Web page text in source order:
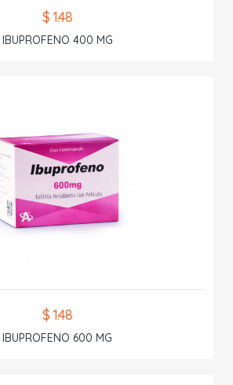
$ 1.48
IBUPROFENO 400 MG
$ 1.48
IBUPROFENO 600 MG